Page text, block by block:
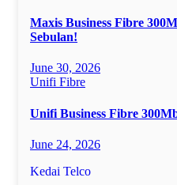
Maxis Business Fibre
Sebulan!
June 30, 2026
Unifi Fibre
Unifi Business Fibre
June 24, 2026
Kedai Telco